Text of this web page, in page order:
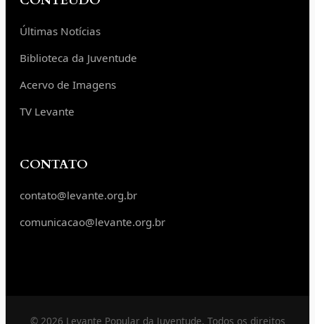
Últimas Notícias
Biblioteca da Juventude
Acervo de Imagens
TV Levante
CONTATO
contato@levante.org.br
comunicacao@levante.org.br
© 2026 Levante Popular da Juventude. Todos os direitos